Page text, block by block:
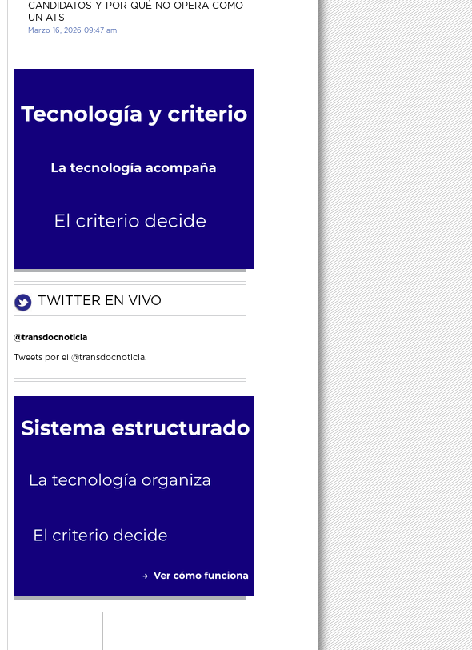
CANDIDATOS Y POR QUÉ NO OPERA COMO
UN ATS
Marzo 16, 2026 09:47 am
TWITTER EN VIVO
@transdocnoticia
Tweets por el @transdocnoticia.